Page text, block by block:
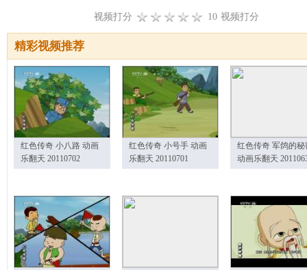
视频打分 10 视频打分
精彩视频推荐
红色传奇 小八路 动画
乐翻天 20110702
红色传奇 小号手 动画
乐翻天 20110701
红色传奇 军鸽的秘
动画乐翻天